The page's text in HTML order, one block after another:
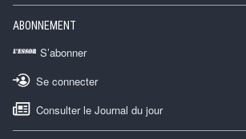
ABONNEMENT
S’abonner
Se connecter
Consulter le Journal du jour